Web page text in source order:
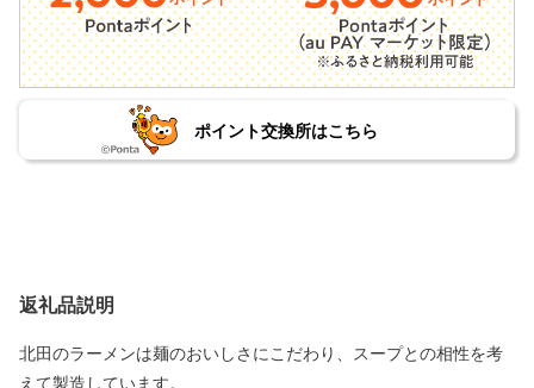
ポイント交換所はこちら
返礼品説明
北田のラーメンは麺のおいしさにこだわり、スープとの相性を考
えて製造しています。